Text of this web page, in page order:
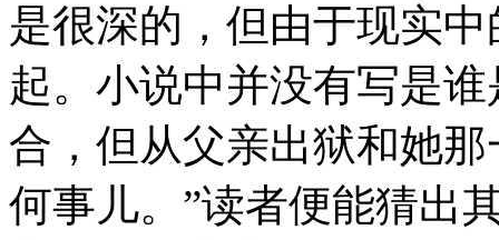
是很深的，但由于现实
起。小说中并没有写是
合，但从父亲出狱和她
何事儿。”读者便能猜出